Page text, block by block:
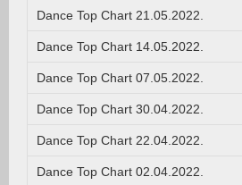
Dance Top Chart 21.05.2022.
Dance Top Chart 14.05.2022.
Dance Top Chart 07.05.2022.
Dance Top Chart 30.04.2022.
Dance Top Chart 22.04.2022.
Dance Top Chart 02.04.2022.